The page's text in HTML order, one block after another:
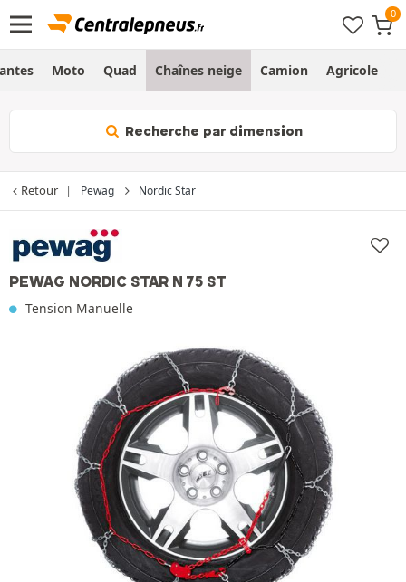
Moto Quad Chaînes neige Camion Agricole
Recherche par dimension
Retour Pewag Nordic Star
PEWAG NORDIC STAR N 75 ST
Tension Manuelle